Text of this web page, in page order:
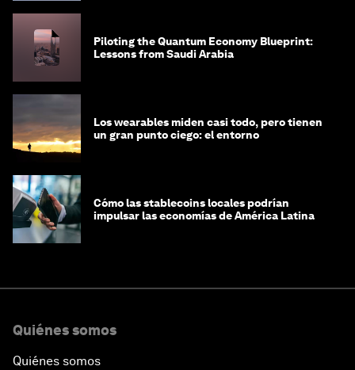
Piloting the Quantum Economy Blueprint:
Lessons from Saudi Arabia
Los wearables miden casi todo, pero tienen
un gran punto ciego: el entorno
Cómo las stablecoins locales podrían
impulsar las economías de América Latina
Quiénes somos
Quiénes somos